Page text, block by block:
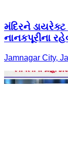
મંદિરને
નાનકપૂરીના
Jamnagar City,